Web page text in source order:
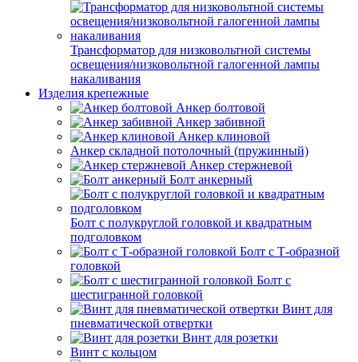
Трансформатор для низковольтной системы
освещения/низковольтной галогенной лампы
накаливания
Изделия крепежные
Анкер болтовой
Анкер забивной
Анкер клиновой
Анкер складной потолочный (пружинный)
Анкер стержневой
Болт анкерный
Болт с полукруглой головкой и квадратным
подголовком
Болт с Т-образной
головкой
Болт с
шестигранной головкой
Винт для
пневматической отвертки
Винт для розетки
Винт с кольцом